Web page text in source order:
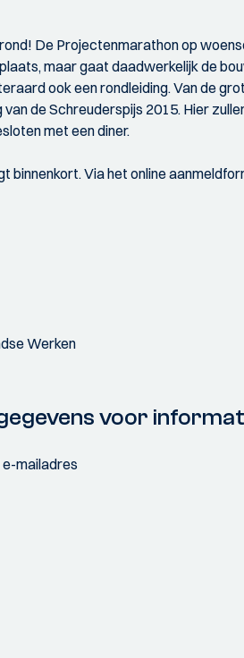
De Projectenmarathon op
maar gaat daadwerkelijk de
ook een rondleiding. Van de
van de Schreuderspijs 2015. Hier
met een diner.
Via het online
Werken
voor
e-mailadres